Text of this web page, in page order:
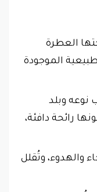
العطرة
الموجودة
نوعه وبلد
رائحة دافئة،
والهدوء، وتُقلل